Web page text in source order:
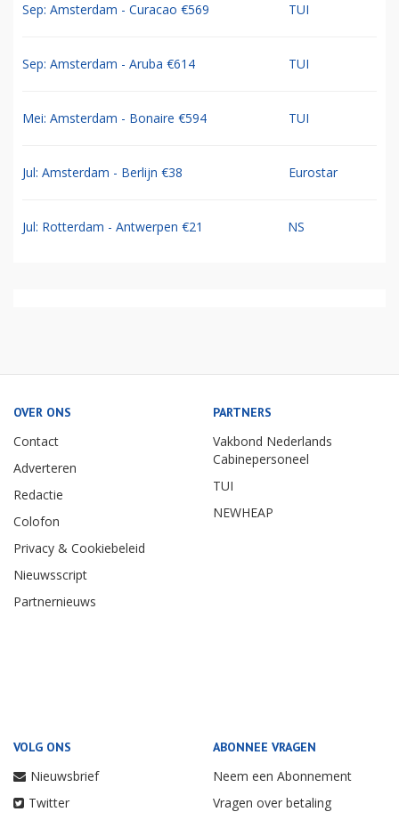
Sep: Amsterdam - Curacao €569 TUI
Sep: Amsterdam - Aruba €614 TUI
Mei: Amsterdam - Bonaire €594 TUI
Jul: Amsterdam - Berlijn €38 Eurostar
Jul: Rotterdam - Antwerpen €21 NS
OVER ONS
Contact
Adverteren
Redactie
Colofon
Privacy & Cookiebeleid
Nieuwsscript
Partnernieuws
PARTNERS
Vakbond Nederlands
Cabinepersoneel
TUI
NEWHEAP
VOLG ONS
Nieuwsbrief
Twitter
ABONNEE VRAGEN
Neem een Abonnement
Vragen over betaling